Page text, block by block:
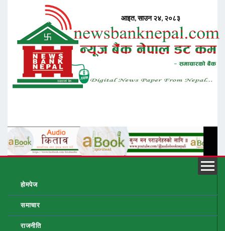
होमपेज
समाचार
राजनीति